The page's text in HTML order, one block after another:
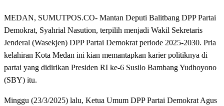
MEDAN, SUMUTPOS.CO- Mantan Deputi Balitbang DPP Partai
Demokrat, Syahrial Nasution, terpilih menjadi Wakil Sekretaris
Jenderal (Wasekjen) DPP Partai Demokrat periode 2025-2030. Pria
kelahiran Kota Medan ini kian memantapkan karier politiknya di
partai yang didirikan Presiden RI ke-6 Susilo Bambang Yudhoyono
(SBY) itu.
Minggu (23/3/2025) lalu, Ketua Umum DPP Partai Demokrat Agus